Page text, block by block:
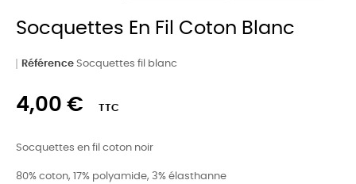
Socquettes En Fil Coton Blanc
Référence Socquettes fil blanc
4,00 € TTC
Socquettes en fil coton noir
80% coton, 17% polyamide, 3% élasthanne